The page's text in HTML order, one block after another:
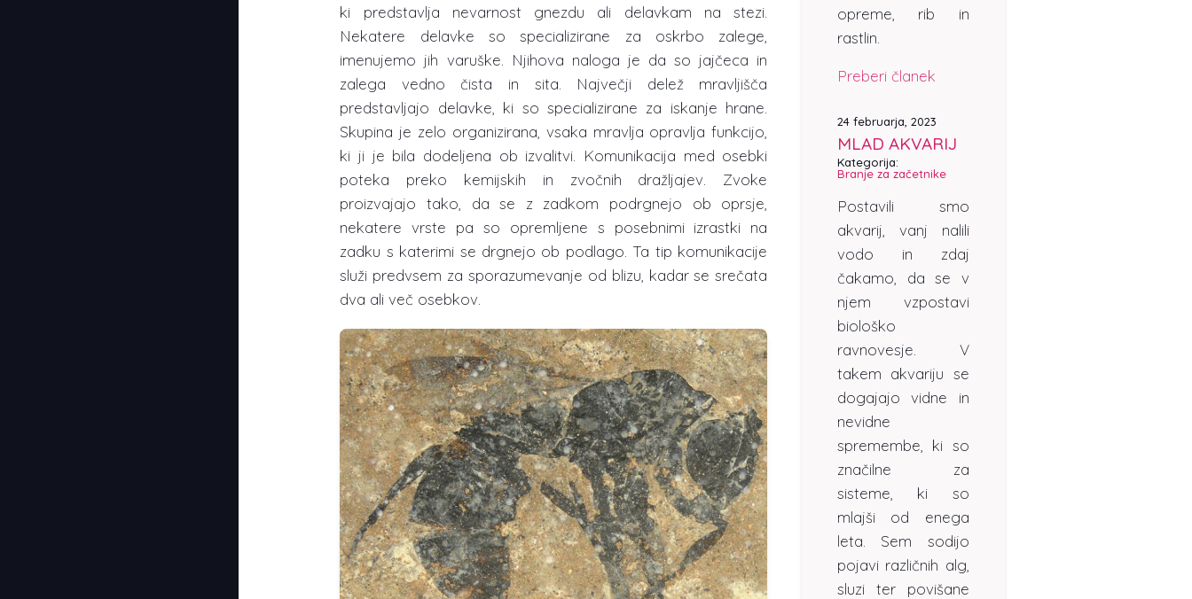
ki predstavlja nevarnost gnezdu ali delavkam na stezi.
Nekatere delavke so specializirane za oskrbo zalege,
imenujemo jih varuške. Njihova naloga je da so jajčeca in
zalega vedno čista in sita. Največji delež mravljišča
predstavljajo delavke, ki so specializirane za iskanje hrane.
Skupina je zelo organizirana, vsaka mravlja opravlja funkcijo,
ki ji je bila dodeljena ob izvalitvi. Komunikacija med osebki
poteka preko kemijskih in zvočnih dražljajev. Zvoke
proizvajajo tako, da se z zadkom podrgnejo ob oprsje,
nekatere vrste pa so opremljene s posebnimi izrastki na
zadku s katerimi se drgnejo ob podlago. Ta tip komunikacije
služi predvsem za sporazumevanje od blizu, kadar se srečata
dva ali več osebkov.
opreme, rib in
rastlin.
Preberi članek
24 februarja, 2023
MLAD AKVARIJ
Kategorija:
Branje za začetnike
Postavili smo
akvarij, vanj nalili
vodo in zdaj
čakamo, da se v
njem vzpostavi
biološko
ravnovesje. V
takem akvariju se
dogajajo vidne in
nevidne
spremembe, ki so
značilne za
sisteme, ki so
mlajši od enega
leta. Sem sodijo
pojavi različnih alg,
sluzi ter povišane